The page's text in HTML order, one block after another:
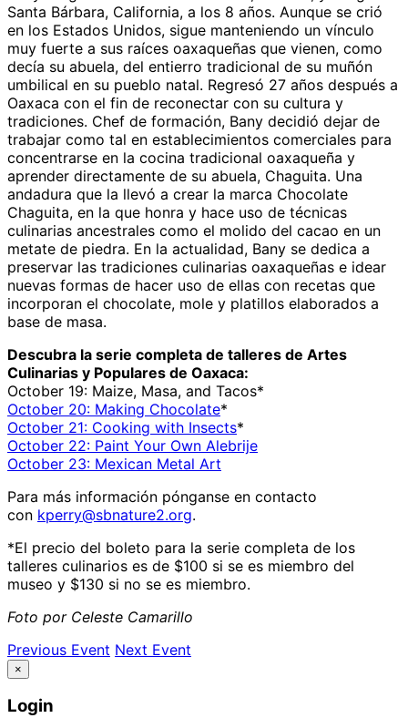
Santa Bárbara, California, a los 8 años. Aunque se crió
en los Estados Unidos, sigue manteniendo un vínculo
muy fuerte a sus raíces oaxaqueñas que vienen, como
decía su abuela, del entierro tradicional de su muñón
umbilical en su pueblo natal. Regresó 27 años después a
Oaxaca con el fin de reconectar con su cultura y
tradiciones. Chef de formación, Bany decidió dejar de
trabajar como tal en establecimientos comerciales para
concentrarse en la cocina tradicional oaxaqueña y
aprender directamente de su abuela, Chaguita. Una
andadura que la llevó a crear la marca Chocolate
Chaguita, en la que honra y hace uso de técnicas
culinarias ancestrales como el molido del cacao en un
metate de piedra. En la actualidad, Bany se dedica a
preservar las tradiciones culinarias oaxaqueñas e idear
nuevas formas de hacer uso de ellas con recetas que
incorporan el chocolate, mole y platillos elaborados a
base de masa.
Descubra la serie completa de talleres de Artes
Culinarias y Populares de Oaxaca:
October 19: Maize, Masa, and Tacos*
October 20: Making Chocolate*
October 21: Cooking with Insects*
October 22: Paint Your Own Alebrije
October 23: Mexican Metal Art
Para más información pónganse en contacto
con kperry@sbnature2.org.
*El precio del boleto para la serie completa de los
talleres culinarios es de $100 si se es miembro del
museo y $130 si no se es miembro.
Foto por Celeste Camarillo
Previous Event Next Event
×
Login